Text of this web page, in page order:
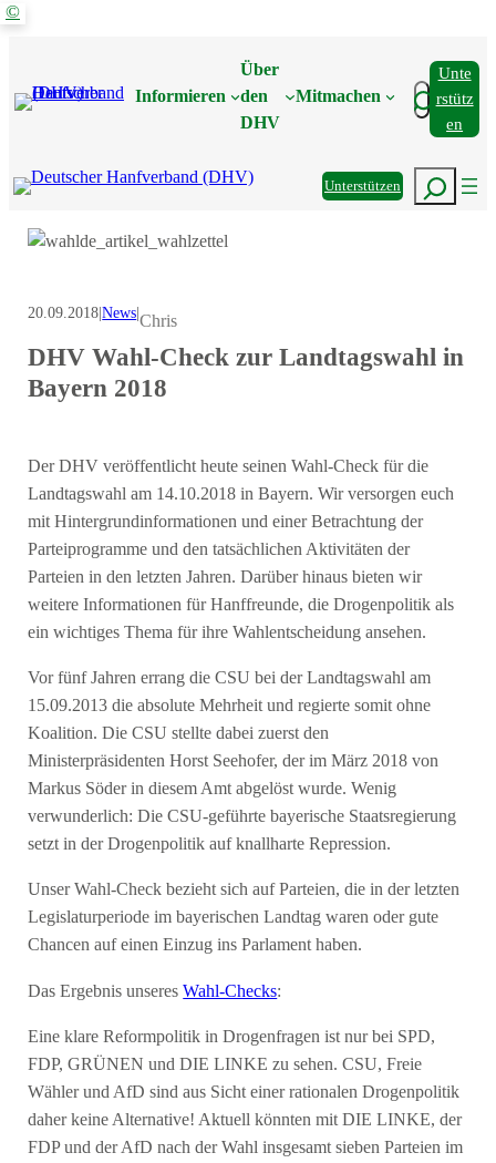
Zum
Informieren
Über
den
DHV
Mitmachen Suchen
Unte
Rstütz
En
UnterstützenSuchen
©
20.09.2018|News|Chris
DHV Wahl-Check zur Landtagswahl in
Bayern 2018
Der DHV veröffentlicht heute seinen Wahl-Check für die
Landtagswahl am 14.10.2018 in Bayern. Wir versorgen euch
mit Hintergrundinformationen und einer Betrachtung der
Parteiprogramme und den tatsächlichen Aktivitäten der
Parteien in den letzten Jahren. Darüber hinaus bieten wir
weitere Informationen für Hanffreunde, die Drogenpolitik als
ein wichtiges Thema für ihre Wahlentscheidung ansehen.
Vor fünf Jahren errang die CSU bei der Landtagswahl am
15.09.2013 die absolute Mehrheit und regierte somit ohne
Koalition. Die CSU stellte dabei zuerst den
Ministerpräsidenten Horst Seehofer, der im März 2018 von
Markus Söder in diesem Amt abgelöst wurde. Wenig
verwunderlich: Die CSU-geführte bayerische Staatsregierung
setzt in der Drogenpolitik auf knallharte Repression.
Unser Wahl-Check bezieht sich auf Parteien, die in der letzten
Legislaturperiode im bayerischen Landtag waren oder gute
Chancen auf einen Einzug ins Parlament haben.
Das Ergebnis unseresWahl-Checks:
Eine klare Reformpolitik in Drogenfragen ist nur bei SPD,
FDP, GRÜNEN und DIE LINKE zu sehen. CSU, Freie
Wähler und AfD sind aus Sicht einer rationalen Drogenpolitik
daher keine Alternative! Aktuell könnten mit DIE LINKE, der
FDP und der AfD nach der Wahl insgesamt sieben Parteien im